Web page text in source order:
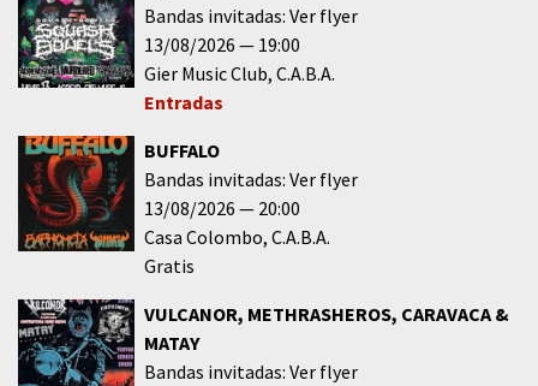
Bandas invitadas: Ver flyer
13/08/2026
19:00
Gier Music Club C.A.B.A.
Entradas
BUFFALO
Bandas invitadas: Ver flyer
13/08/2026
20:00
Casa Colombo C.A.B.A.
Gratis
VULCANOR, METHRASHEROS, CARAVACA &
MATAY
Bandas invitadas: Ver flyer